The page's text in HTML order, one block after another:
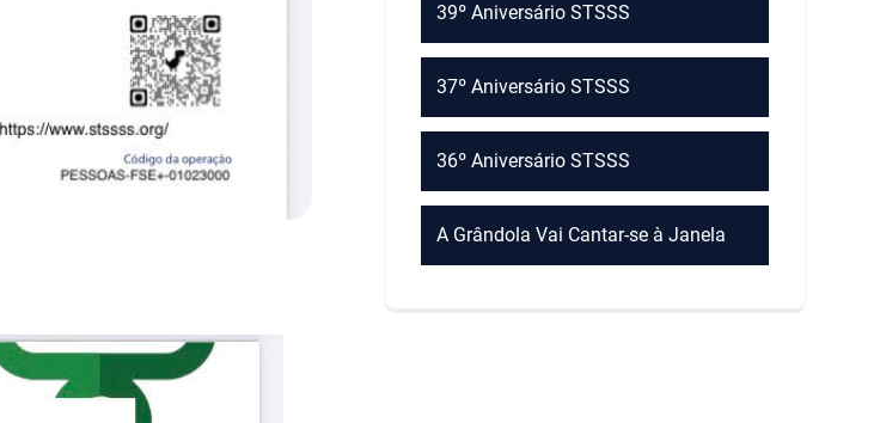
39º Aniversário STSSS
37º Aniversário STSSS
36º Aniversário STSSS
A Grândola Vai Cantar-se à Janela